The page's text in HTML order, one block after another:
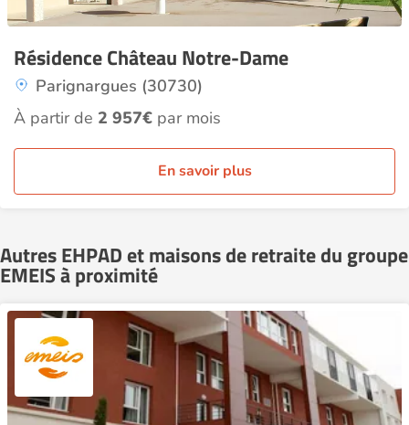
Résidence Château Notre-Dame
Parignargues (30730)
À partir de 2 957€ par mois
En savoir plus
Autres EHPAD et maisons de retraite du groupe
EMEIS à proximité